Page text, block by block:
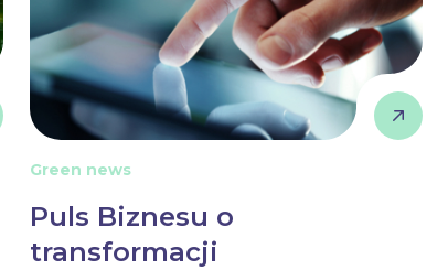
Green news
Puls Biznesu o
transformacji